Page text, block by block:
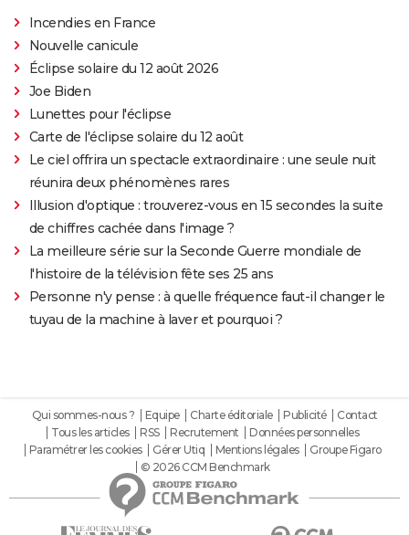
Incendies en France
Nouvelle canicule
Éclipse solaire du 12 août 2026
Joe Biden
Lunettes pour l'éclipse
Carte de l'éclipse solaire du 12 août
Le ciel offrira un spectacle extraordinaire : une seule nuit
réunira deux phénomènes rares
Illusion d'optique : trouverez-vous en 15 secondes la suite
de chiffres cachée dans l'image ?
La meilleure série sur la Seconde Guerre mondiale de
l'histoire de la télévision fête ses 25 ans
Personne n'y pense : à quelle fréquence faut-il changer le
tuyau de la machine à laver et pourquoi ?
Qui sommes-nous ? Equipe Charte éditoriale Publicité
Contact
Tous les articles
RSS Recrutement
Données personnelles
Paramétrer les cookies
Gérer Utiq Mentions légales
Groupe Figaro
© 2026 CCM Benchmark